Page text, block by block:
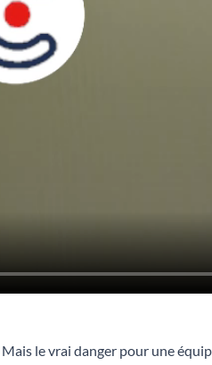
le vrai danger pour une